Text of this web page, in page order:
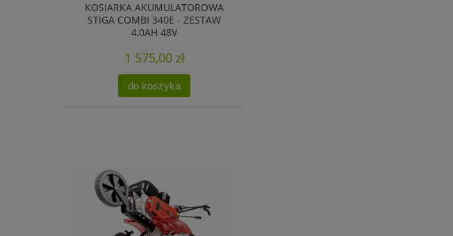
KOSIARKA AKUMULATOROWA
STIGA COMBI 340E - ZESTAW
4,0AH 48V
1 575,00 zł
do koszyka